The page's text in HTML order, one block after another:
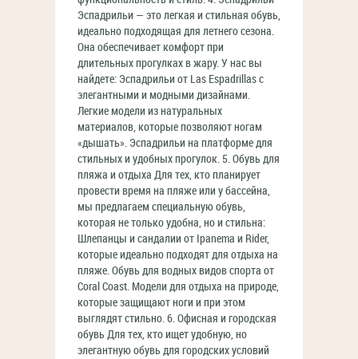
Эспадрильи — это легкая и стильная обувь,
идеально подходящая для летнего сезона.
Она обеспечивает комфорт при
длительных прогулках в жару. У нас вы
найдете: Эспадрильи от Las Espadrillas с
элегантными и модными дизайнами.
Легкие модели из натуральных
материалов, которые позволяют ногам
«дышать». Эспадрильи на платформе для
стильных и удобных прогулок. 5. Обувь для
пляжа и отдыха Для тех, кто планирует
провести время на пляже или у бассейна,
мы предлагаем специальную обувь,
которая не только удобна, но и стильна:
Шлепанцы и сандалии от Ipanema и Rider,
которые идеально подходят для отдыха на
пляже. Обувь для водных видов спорта от
Coral Coast. Модели для отдыха на природе,
которые защищают ноги и при этом
выглядят стильно. 6. Офисная и городская
обувь Для тех, кто ищет удобную, но
элегантную обувь для городских условий